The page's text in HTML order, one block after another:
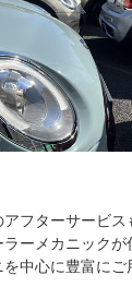
フターサービ
ーメカニック
中心に豊富に